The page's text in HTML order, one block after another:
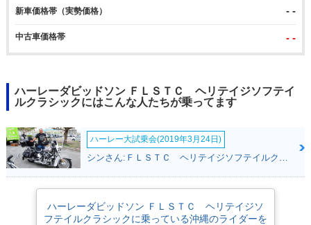
新車価格帯（実勢価格） - -
中古車価格帯 - -
ハーレーダビッドソン ＦＬＳＴＣ ヘリテイジソフテイ
ルクラシックにはこんな人たちが乗ってます
ハーレー大試乗会(2019年3月24日)
シンさん:ＦＬＳＴＣ ヘリテイジソフテイルクラシック(ハーレーダビッドソン)
ハーレーダビッドソン ＦＬＳＴＣ ヘリテイジソ
フテイルクラシックに乗っている沖縄のライダーを